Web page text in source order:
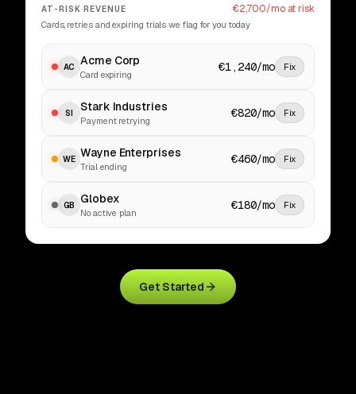
AT-RISK REVENUE €2,700/mo at risk
Cards, retries and expiring trials we flag for you today
AC Acme Corp
Card expiring
€1,240/mo Fix
SI Stark Industries
Payment retrying
€820/mo Fix
WE Wayne Enterprises
Trial ending
€460/mo Fix
GB Globex
No active plan
€180/mo Fix
Get Started